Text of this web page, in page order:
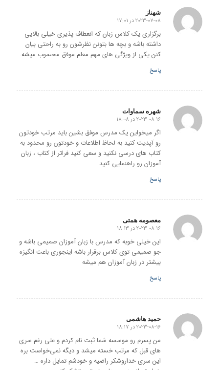
شهناز
گفته:
2023-07-08 در 17:01
برگزاری یک کلاس زبان که انعطاف پذیری خیلی بالایی
داشته باشه و بچه ها بتونن نظرشون رو به راحتی بیان
کنن یکی از ویژگی های مهم معلم موفق محسوب میشه.
پاسخ
شهره سماوات
گفته:
2023-08-16 در 18:08
اگر میخواین یک مدرس موفق بشین باید مرتب خودتون
رو آپدیت کنید به لحاظ اطلاعات و خودتون رو محدود به
کتاب های درسی نکنید و سعی کنید فراتر از کتاب ، زبان
آموزان رو راهنمایی کنید
پاسخ
معصومه همتی
گفته:
2023-08-16 در 18:13
این خیلی خوبه که مدرس با زبان آموزان صمیمی باشه و
جو صمیمی توی کلاس برقرار باشه اینجوری باعث انگیزه
بیشتر در زبان آموزان هم میشه
پاسخ
حمید هاشمی
گفته:
2023-08-16 در 18:17
من پسرم رو موسسه شما ثبت نام کردم و علی رغم سری
های قبل که مرتب خسته میشد و دیگه نمی‌خواست بره
این سری خداروشکر راضیه و خودشم تمایل داره …